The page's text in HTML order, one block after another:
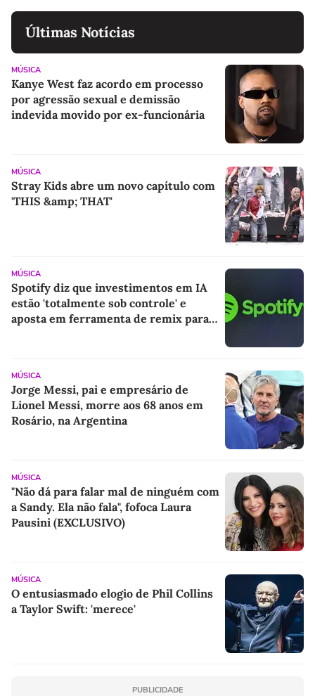
Últimas Notícias
MÚSICA
Kanye West faz acordo em processo
por agressão sexual e demissão
indevida movido por ex-funcionária
MÚSICA
Stray Kids abre um novo capítulo com
'THIS &amp; THAT'
MÚSICA
Spotify diz que investimentos em IA
estão 'totalmente sob controle' e
aposta em ferramenta de remix para
MÚSICA
Jorge Messi, pai e empresário de
Lionel Messi, morre aos 68 anos em
Rosário, na Argentina
MÚSICA
"Não dá para falar mal de ninguém com
a Sandy. Ela não fala", fofoca Laura
Pausini (EXCLUSIVO)
MÚSICA
O entusiasmado elogio de Phil Collins
a Taylor Swift: 'merece'
PUBLICIDADE